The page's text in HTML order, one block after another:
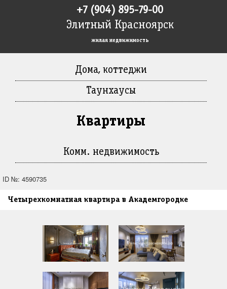
Элитный Красноярск
жилая недвижимость
+7 (904) 895-79-00
Дома, коттеджи
Таунхаусы
Квартиры
Комм. недвижимость
ID №: 4590735
Четырехкомнатная квартира в Академгородке